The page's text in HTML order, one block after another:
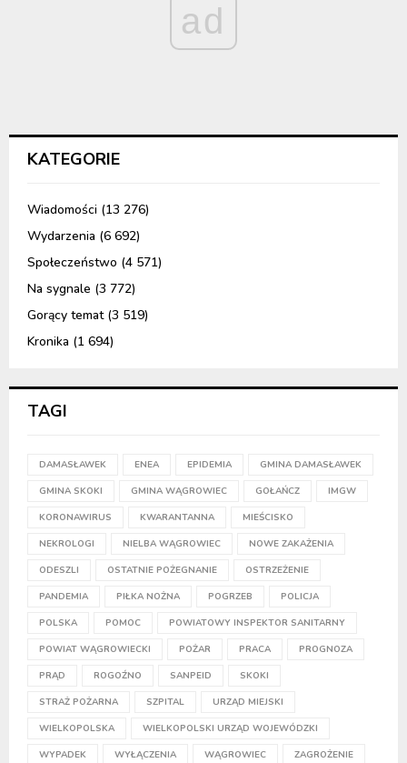
ad
KATEGORIE
Wiadomości (13 276)
Wydarzenia (6 692)
Społeczeństwo (4 571)
Na sygnale (3 772)
Gorący temat(3 519)
Kronika (1 694)
TAGI
DAMASŁAWEK ENEA EPIDEMIA GMINA DAMASŁAWEK
GMINA SKOKI GMINA WĄGROWIEC GOŁAŃCZ IMGW
KORONAWIRUS KWARANTANNA MIEŚCISKO
NEKROLOGI NIELBA WĄGROWIEC NOWE ZAKAŻENIA
ODESZLI OSTATNIE POŻEGNANIE OSTRZEŻENIE
PANDEMIA PIŁKA NOŻNA POGRZEB POLICJA
POLSKA POMOC POWIATOWY INSPEKTOR SANITARNY
POWIAT WĄGROWIECKI POŻAR PRACA PROGNOZA
PRĄD ROGOŹNO SANPEID SKOKI
STRAŻ POŻARNA SZPITAL URZĄD MIEJSKI
WIELKOPOLSKA WIELKOPOLSKI URZĄD WOJEWÓDZKI
WYPADEK WYŁĄCZENIA WĄGROWIEC ZAGROŻENIE